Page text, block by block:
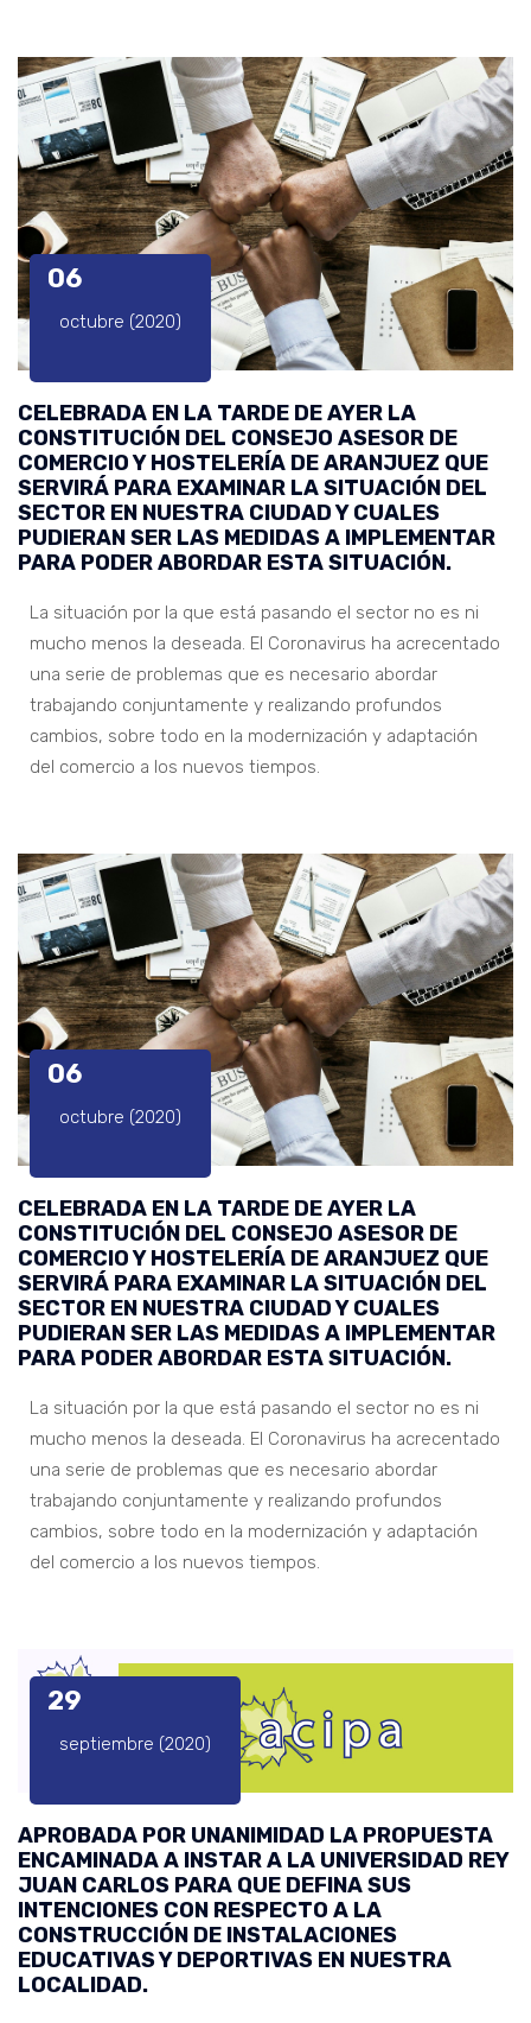
06
octubre (2020)
CELEBRADA EN LA TARDE DE AYER LA
CONSTITUCIÓN DEL CONSEJO ASESOR DE
COMERCIO Y HOSTELERÍA DE ARANJUEZ QUE
SERVIRÁ PARA EXAMINAR LA SITUACIÓN DEL
SECTOR EN NUESTRA CIUDAD Y CUALES
PUDIERAN SER LAS MEDIDAS A IMPLEMENTAR
PARA PODER ABORDAR ESTA SITUACIÓN.
La situación por la que está pasando el sector no es ni
mucho menos la deseada. El Coronavirus ha acrecentado
una serie de problemas que es necesario abordar
trabajando conjuntamente y realizando profundos
cambios, sobre todo en la modernización y adaptación
del comercio a los nuevos tiempos.
06
octubre (2020)
CELEBRADA EN LA TARDE DE AYER LA
CONSTITUCIÓN DEL CONSEJO ASESOR DE
COMERCIO Y HOSTELERÍA DE ARANJUEZ QUE
SERVIRÁ PARA EXAMINAR LA SITUACIÓN DEL
SECTOR EN NUESTRA CIUDAD Y CUALES
PUDIERAN SER LAS MEDIDAS A IMPLEMENTAR
PARA PODER ABORDAR ESTA SITUACIÓN.
La situación por la que está pasando el sector no es ni
mucho menos la deseada. El Coronavirus ha acrecentado
una serie de problemas que es necesario abordar
trabajando conjuntamente y realizando profundos
cambios, sobre todo en la modernización y adaptación
del comercio a los nuevos tiempos.
29
septiembre (2020)
APROBADA POR UNANIMIDAD LA PROPUESTA
ENCAMINADA A INSTAR A LA UNIVERSIDAD REY
JUAN CARLOS PARA QUE DEFINA SUS
INTENCIONES CON RESPECTO A LA
CONSTRUCCIÓN DE INSTALACIONES
EDUCATIVAS Y DEPORTIVAS EN NUESTRA
LOCALIDAD.